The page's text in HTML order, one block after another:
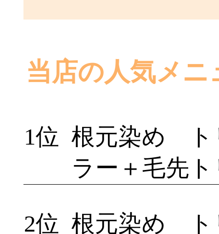
当店の人気メ
1位 根元染め ト
ラー＋毛先
2位 根元染め ト